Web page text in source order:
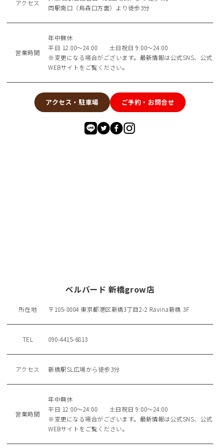
アクセス
同駅南口（烏森口方面）より徒歩3分
営業時間
年中無休
平日 12:00～24:00 土日祝日 9:00～24:00
※変更になる場合がございます。最新情報は公式SNS、公式
WEBサイトをご覧ください。
アクセス・駐車場 ご予約・お問合せ
ベルバード 新橋grow店
所在地 〒105-0004 東京都港区新橋3丁目2-2 Ravina新橋 3F
TEL 090-4415-6813
アクセス 新橋駅SL広場から徒歩3分
営業時間
年中無休
平日 12:00～24:00 土日祝日 9:00～24:00
※変更になる場合がございます。最新情報は公式SNS、公式
WEBサイトをご覧ください。